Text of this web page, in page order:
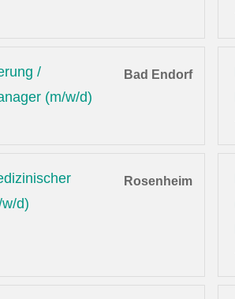
/
(m/w/d)
Bad Endorf
d)
Rosenheim